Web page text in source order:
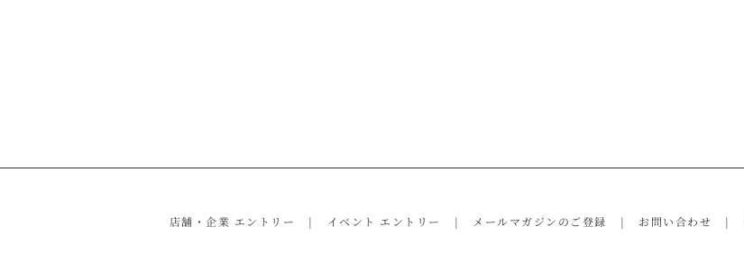
店舗・企業 エントリー イベント エントリー メールマガジンのご登録 お問い合わせ